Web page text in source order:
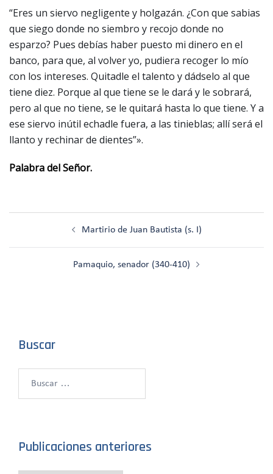
“Eres un siervo negligente y holgazán. ¿Con que sabias
que siego donde no siembro y recojo donde no
esparzo? Pues debías haber puesto mi dinero en el
banco, para que, al volver yo, pudiera recoger lo mío
con los intereses. Quitadle el talento y dádselo al que
tiene diez. Porque al que tiene se le dará y le sobrará,
pero al que no tiene, se le quitará hasta lo que tiene. Y a
ese siervo inútil echadle fuera, a las tinieblas; allí será el
llanto y rechinar de dientes”».
Palabra del Señor.
Martirio de Juan Bautista (s. I)
Pamaquio, senador (340-410)
Buscar
Publicaciones anteriores